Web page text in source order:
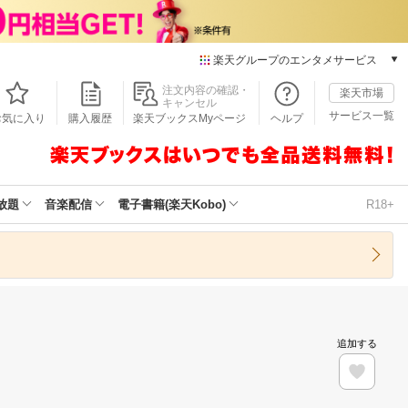
楽天グループのエンタメサービス
本/ゲーム/CD/DVD
楽天ブックス
楽天Kobo
楽天ミュージック
楽天TV
気に入り 購入履歴
注文内容の確認・
キャンセル
楽天ブックスMyページ
ヘルプ
楽天市場
サービス一覧
題 音楽配信 電子書籍(楽天Kobo) R18+
追加する